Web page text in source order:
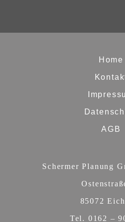
Home
AGB
Schermer Planung
85072
Tel. 0162 –